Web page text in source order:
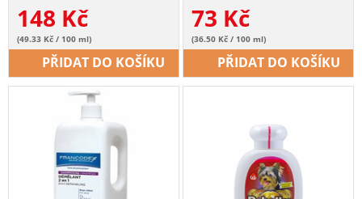
148 Kč
(49.33 Kč / 100 ml)
PŘIDAT DO KOŠÍKU
73 Kč
(36.50 Kč / 100 ml)
PŘIDAT DO KOŠÍKU